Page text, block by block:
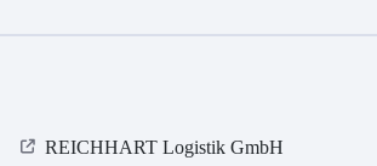
REICHHART Logistik GmbH